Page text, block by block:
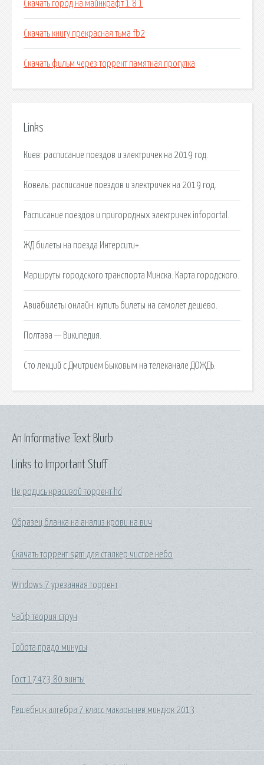
Скачать город на майнкрафт 1 8 1
Скачать книгу прекрасная тьма fb2
Скачать фильм через торрент памятная прогулка
Links
Киев: расписание поездов и электричек на 2019 год.
Ковель: расписание поездов и электричек на 2019 год.
Расписание поездов и пригородных электричек infoportal.
ЖД билеты на поезда Интерсити+.
Маршруты городского транспорта Минска. Карта городского.
Авиабилеты онлайн: купить билеты на самолет дешево.
Полтава — Википедия.
Сто лекций с Дмитрием Быковым на телеканале ДОЖДЬ.
Links to Important Stuff
Не родись красивой торрент hd
Образец бланка на анализ крови на вич
Скачать торрент sgm для сталкер чистое небо
Windows 7 урезанная торрент
Чайф теория струн
Тойота прадо минусы
Гост 17473 80 винты
Решебник алгебра 7 класс макарычев миндюк 2013
An Informative Text Blurb